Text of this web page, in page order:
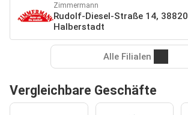
Zimmermann
Rudolf-Diesel-Straße 14, 38820
Halberstadt
Alle Filialen
Vergleichbare Geschäfte